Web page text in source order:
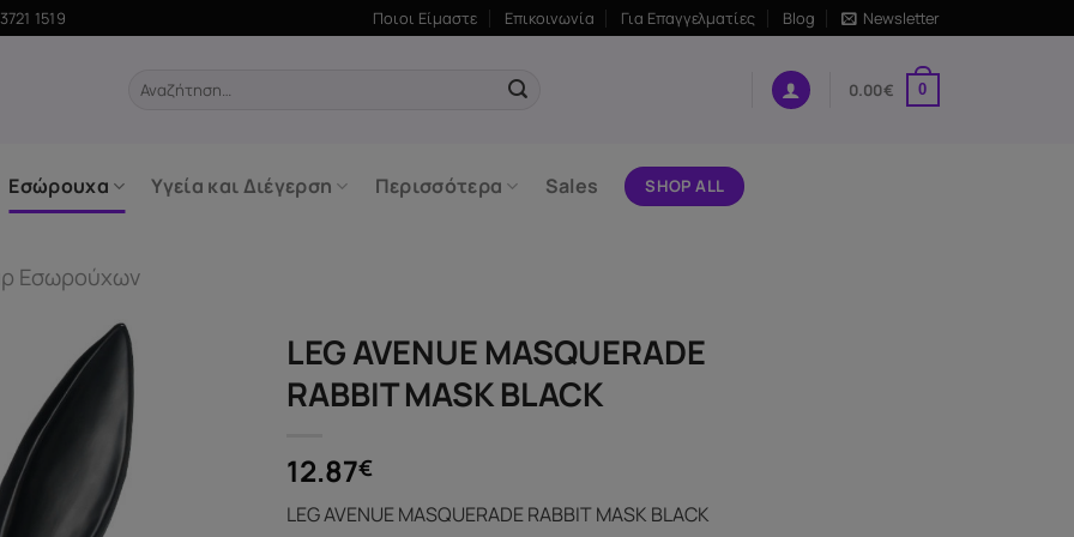
1519 Ποιοι Είμαστε Επικοινωνία Για Επαγγελματίες Blog Newsletter
Αναζήτηση
0.00€ 0
Εσώρουχα Υγεία και Διέγερση Περισσότερα Sales SHOP ALL
Εσωρούχων
LEG AVENUE MASQUERADE
RABBIT MASK BLACK
12.87€
LEG AVENUE MASQUERADE RABBIT MASK BLACK